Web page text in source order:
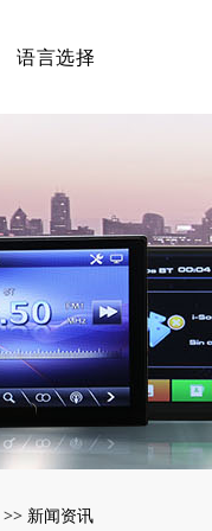
语言选择
>> 新闻资讯